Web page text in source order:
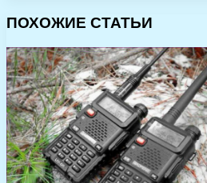
ПОХОЖИЕ СТАТЬИ